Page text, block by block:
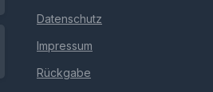
Datenschutz
Impressum
Rückgabe